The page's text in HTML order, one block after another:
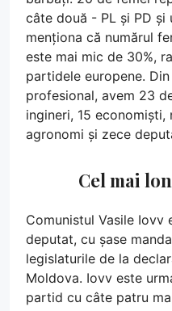
câte două - PL și PD și
menționa că numărul
este mai mic de 30%,
partidele europene.
profesional, avem 23
ingineri, 15 economiști,
agronomi și zece
Cel mai
Comunistul Vasile Iovv
deputat, cu șase
legislaturile de la
Moldova. Iovv este
partid cu câte patru